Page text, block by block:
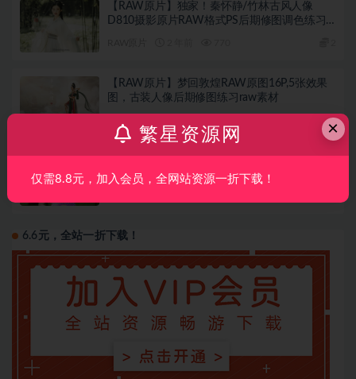
【RAW原片】独家！秦怀静/竹林古风人像
D810摄影原片RAW格式PS后期修图调色练习
【RAW原片】梦回敦煌RAW原图16P,5张效果
图，古装人像后期修图练习raw素材
2
RAW原图素材,佳能CR2格式
6.6元，全站一折下载！
×
繁星资源网
仅需8.8元，加入会员，全网站资源一折下载！